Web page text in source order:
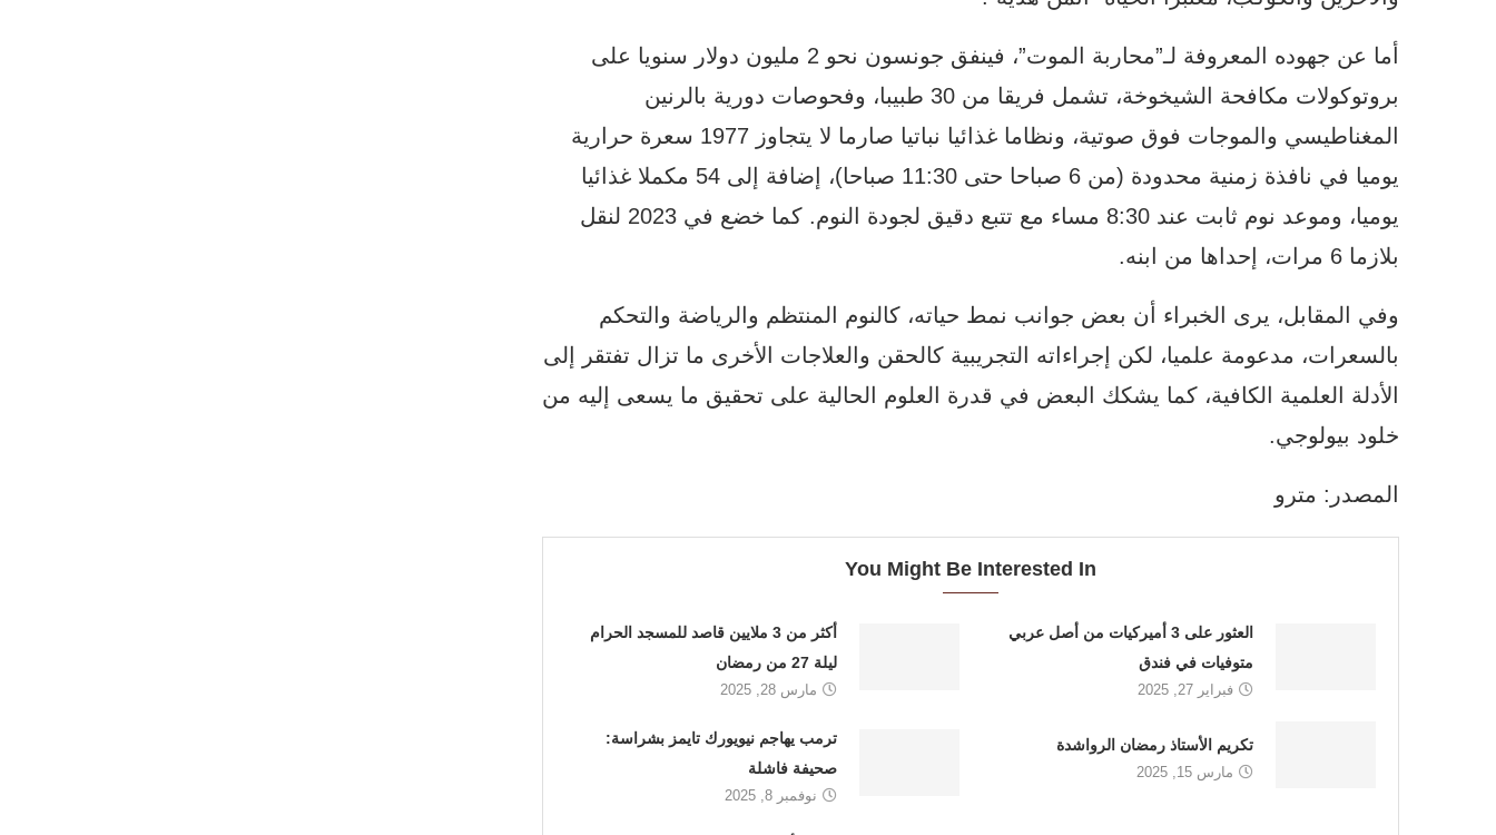
أما عن جهوده المعروفة لـ”محاربة الموت”، فينفق جونسون نحو 2 مليون دولار سنويا على
بروتوكولات مكافحة الشيخوخة، تشمل فريقا من 30 طبيبا، وفحوصات دورية بالرنين
المغناطيسي والموجات فوق صوتية، ونظاما غذائيا نباتيا صارما لا يتجاوز 1977 سعرة حرارية
يوميا في نافذة زمنية محدودة (من 6 صباحا حتى 11:30 صباحا)، إضافة إلى 54 مكملا غذائيا
يوميا، وموعد نوم ثابت عند 8:30 مساء مع تتبع دقيق لجودة النوم. كما خضع في 2023 لنقل
بلازما 6 مرات، إحداها من ابنه.
وفي المقابل، يرى الخبراء أن بعض جوانب نمط حياته، كالنوم المنتظم والرياضة والتحكم
بالسعرات، مدعومة علميا، لكن إجراءاته التجريبية كالحقن والعلاجات الأخرى ما تزال تفتقر إلى
الأدلة العلمية الكافية، كما يشكك البعض في قدرة العلوم الحالية على تحقيق ما يسعى إليه من
خلود بيولوجي.
المصدر: مترو
You Might Be Interested In
العثور على 3 أميركيات من أصل عربي
متوفيات في فندق
فبراير 27, 2025
أكثر من 3 ملايين قاصد للمسجد الحرام
ليلة 27 من رمضان
مارس 28, 2025
تكريم الأستاذ رمضان الرواشدة
مارس 15, 2025
ترمب يهاجم نيويورك تايمز بشراسة:
صحيفة فاشلة
نوفمبر 8, 2025